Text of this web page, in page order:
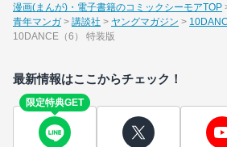
漫画(まんが)・電子書籍のコミックシーモアTOP
青年マンガ
講談社 ヤングマガジン
10DANCE（6） 特装版
最新情報はここからチェック！
限定特典GET